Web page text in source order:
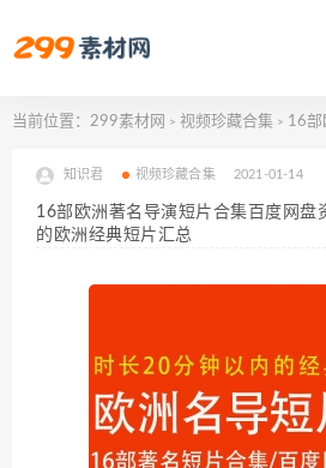
当前位置： 299素材网 > 视频珍藏合集 > 16部欧洲著
知识君 视频珍藏合集 2021-01-14
16部欧洲著名导演短片合集百度网盘
的欧洲经典短片汇总